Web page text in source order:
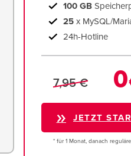
100 GB
25 x MySQL/
24h-Hotline
7,95 € 0
JETZT
* für 1 Monat, danach